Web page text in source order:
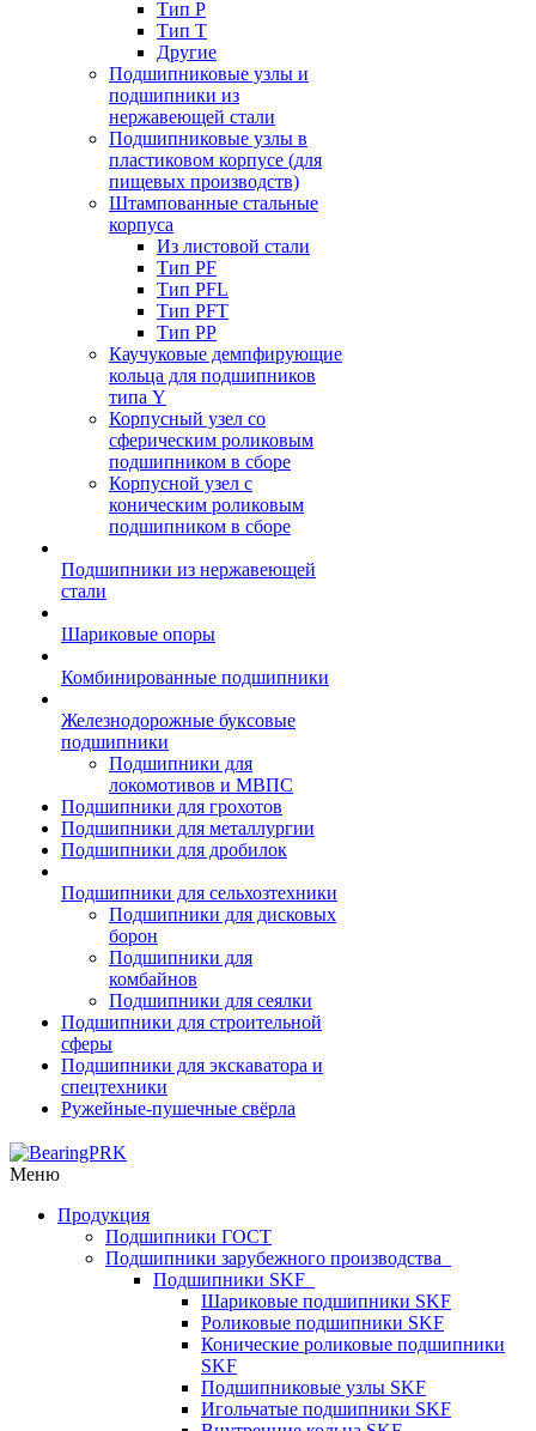
Тип P
Тип T
Другие
Подшипниковые узлы и
подшипники из
нержавеющей стали
Подшипниковые узлы в
пластиковом корпусе (для
пищевых производств)
Штампованные стальные
корпуса
Из листовой стали
Тип PF
Тип PFL
Тип PFT
Тип PP
Каучуковые демпфирующие
кольца для подшипников
типа Y
Корпусный узел со
сферическим роликовым
подшипником в сборе
Корпусной узел с
коническим роликовым
подшипником в сборе
Подшипники из нержавеющей
стали
Шариковые опоры
Комбинированные подшипники
Железнодорожные буксовые
подшипники
Подшипники для
локомотивов и МВПС
Подшипники для грохотов
Подшипники для металлургии
Подшипники для дробилок
Подшипники для сельхозтехники
Подшипники для дисковых
борон
Подшипники для
комбайнов
Подшипники для сеялки
Подшипники для строительной
сферы
Подшипники для экскаватора и
спецтехники
Ружейные-пушечные свёрла
Меню
Продукция
Подшипники ГОСТ
Подшипники зарубежного производства
Подшипники SKF
Шариковые подшипники SKF
Роликовые подшипники SKF
Конические роликовые подшипники
SKF
Подшипниковые узлы SKF
Игольчатые подшипники SKF